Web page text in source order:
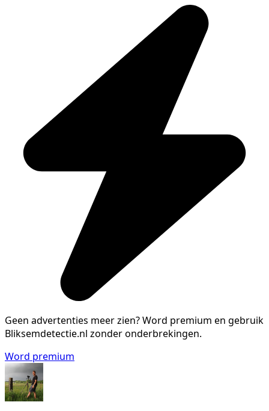
Geen advertenties meer zien?Word premium en gebruik
Bliksemdetectie.nl zonder onderbrekingen.
Word premium